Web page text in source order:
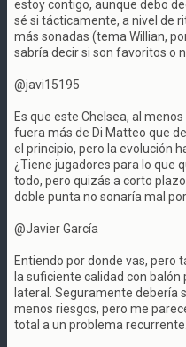
estoy contigo, aunque debo
sé si tácticamente, a nivel de
más sonadas (tema Willian,
sabría decir si son favoritos o
@javi15195
Es que este Chelsea, al
fuera más de Di Matteo que
el principio, pero la evolución
¿Tiene jugadores para lo que
todo, pero quizás a corto
doble punta no sonaría mal
@Javier García
Entiendo por donde vas, pero
la suficiente calidad con
lateral. Seguramente debería
menos riesgos, pero me
total a un problema recurrente.